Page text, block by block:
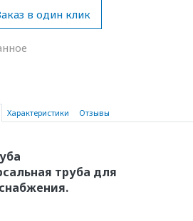
в один клик
Характеристики Отзывы
труба для